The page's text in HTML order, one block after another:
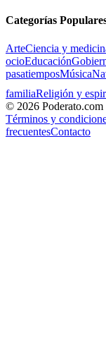
Categorías
ArteCiencia y
ocioEducación
pasatiemposMúsica
familiaReligión y
© 2026 Poderato.com
Términos y
frecuentesContacto